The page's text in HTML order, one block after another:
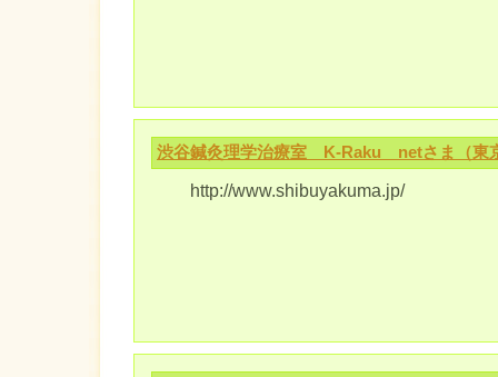
渋谷鍼灸理学治療室 K-Raku netさま（東
http://www.shibuyakuma.jp/